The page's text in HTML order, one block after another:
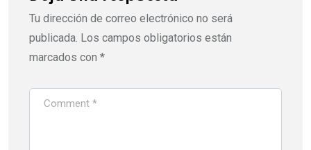
Tu dirección de correo electrónico no será
publicada. Los campos obligatorios están
marcados con *